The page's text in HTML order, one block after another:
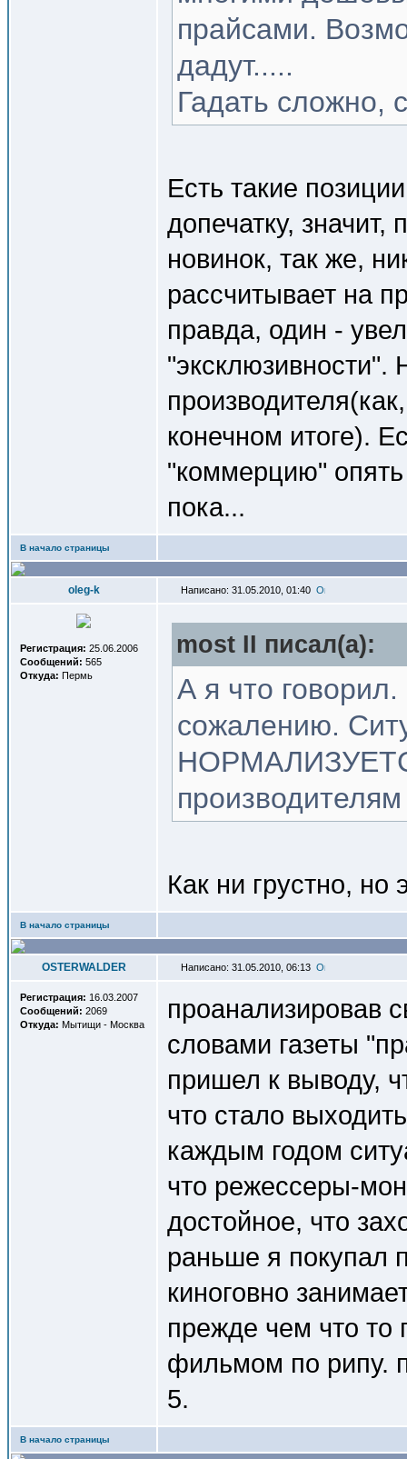
прайсами.
дадут.....
Гадать сложно,
Есть такие
допечатку,
новинок, так же,
рассчитывает на
правда, один -
"эксклюзивности".
конечном итоге).
"коммерцию"
пока...
В начало страницы
oleg-k Написано: 31.05.2010, 01:40
Регистрация: 25.06.2006
Сообщений: 565
Откуда: Пермь
most II писал(a):
А я что говорил.
сожалению.
Как ни грустно, но
В начало страницы
OSTERWALDER Написано: 31.05.2010, 06:13
Регистрация: 16.03.2007
Сообщений: 2069
Откуда: Мытищи - Москва
проанализировав
словами газеты
пришел к выводу,
что стало
каждым годом
что режессеры-
достойное, что
раньше я покупал
киноговно
прежде чем что то
фильмом по рипу.
5.
В начало страницы